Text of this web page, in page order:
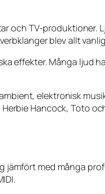
och TV-produktioner.
blev allt
effekter. Många ljud
elektronisk
Hancock, Toto
jämfört med många